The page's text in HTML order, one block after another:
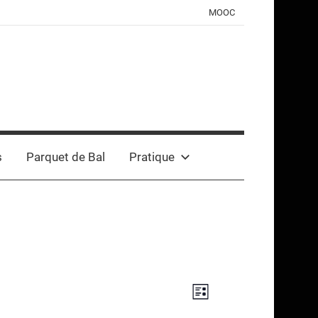
MOOC
Parquet de Bal Pratique
Navigation
Navigation
Liste